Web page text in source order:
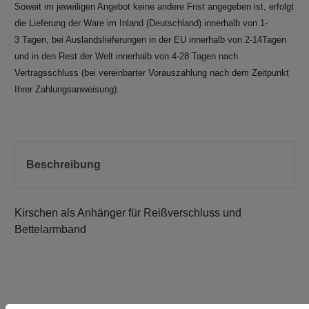
Soweit im jeweiligen Angebot keine andere Frist angegeben ist, erfolgt
die Lieferung der Ware im Inland (Deutschland) innerhalb von 1-
3 Tagen, bei Auslandslieferungen in der EU innerhalb von 2-14Tagen
und in den Rest der Welt innerhalb von 4-28 Tagen nach
Vertragsschluss (bei vereinbarter Vorauszahlung nach dem Zeitpunkt
Ihrer Zahlungsanweisung).
Beschreibung
Kirschen als Anhänger für Reißverschluss und
Bettelarmband